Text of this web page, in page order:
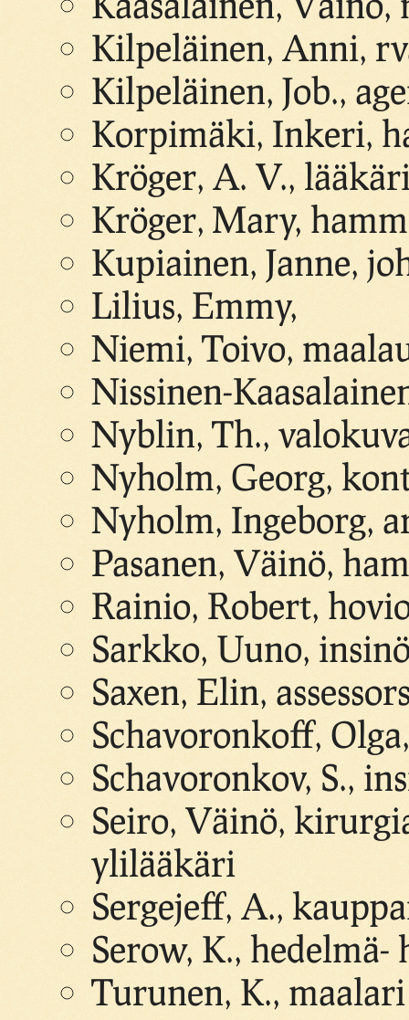
Kilpeläinen, Anni,
Kilpeläinen, Job.,
Korpimäki, Inkeri,
Kröger, A. V.,
Kröger, Mary,
Kupiainen, Janne,
Lilius, Emmy,
Niemi, Toivo,
Nissinen-
Nyblin, Th.,
Nyholm, Georg,
Nyholm, Ingeborg,
Pasanen, Väinö,
Rainio, Robert,
Sarkko, Uuno,
Saxen, Elin,
Schavoronkoff,
Schavoronkov, S.,
Seiro, Väinö,
ylilääkäri
Sergejeff, A.,
Serow, K.,
Turunen, K., maalari